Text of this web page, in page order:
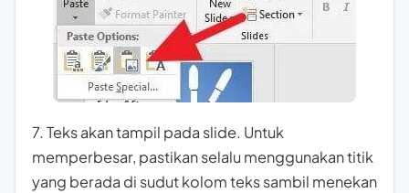
7. Teks akan tampil pada slide. Untuk
memperbesar, pastikan selalu menggunakan titik
yang berada di sudut kolom teks sambil menekan